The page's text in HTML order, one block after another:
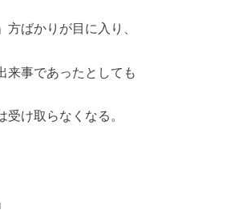
ばかりが目に入り、
来事であったとしても
け取らなくなる。